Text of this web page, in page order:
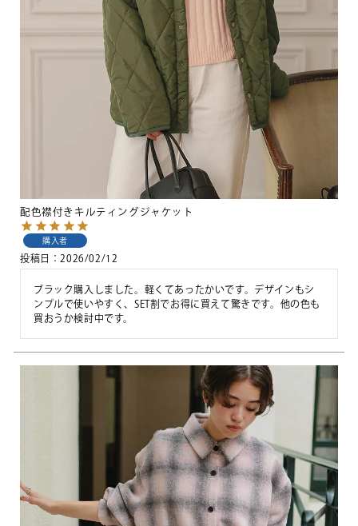
配色襟付きキルティングジャケット
購入者
投稿日 2026/02/12
ブラック購入しました。軽くてあったかいです。デザインもシ
ンプルで使いやすく、SET割でお得に買えて驚きです。他の色も
買おうか検討中です。